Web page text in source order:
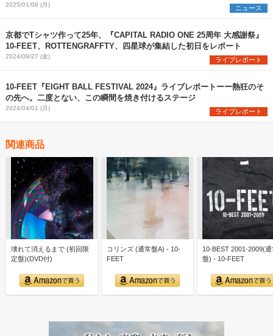
2025/01/06 (月) ニュース
京都でTシャツ作って25年、『CAPITAL RADIO ONE 25周年 大感謝祭』
10-FEET、ROTTENGRAFFTY、四星球が集結した初日をレポート
2024/09/27 (金) ライブレポート
10-FEET『EIGHT BALL FESTIVAL 2024』ライブレポートーー熱狂のそ
の先へ。二度とない、この瞬間を焼き付けるステージ
2024/04/01 (月) ライブレポート
関連商品
壊れて消えるまで (初回限
定盤)(DVD付)
コリンズ (通常盤A) - 10-
FEET
10-BEST 2001-2009(通
盤) - 10-FEET